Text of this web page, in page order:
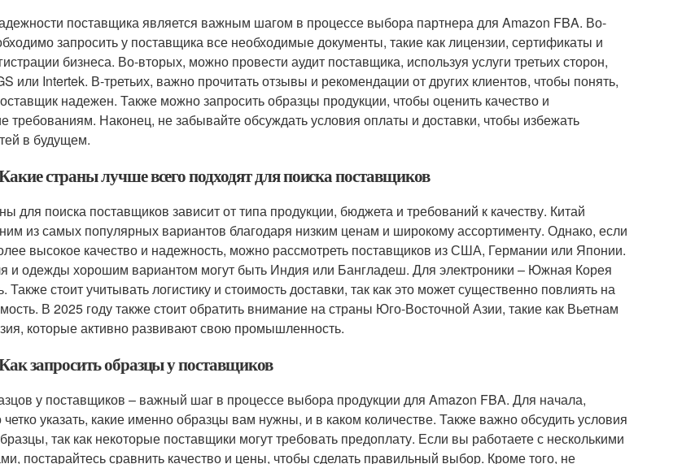
поставщика является важным шагом в процессе выбора партнера для Amazon FBA. Во-
запросить у поставщика все необходимые документы, такие как лицензии, сертификаты и
бизнеса. Во-вторых, можно провести аудит поставщика, используя услуги третьих сторон,
или Intertek. В-третьих, важно прочитать отзывы и рекомендации от других клиентов, чтобы понять,
надежен. Также можно запросить образцы продукции, чтобы оценить качество и
требованиям. Наконец, не забывайте обсуждать условия оплаты и доставки, чтобы избежать
в будущем.
страны лучше всего подходят для поиска поставщиков
для поиска поставщиков зависит от типа продукции, бюджета и требований к качеству. Китай
из самых популярных вариантов благодаря низким ценам и широкому ассортименту. Однако, если
высокое качество и надежность, можно рассмотреть поставщиков из США, Германии или Японии.
и одежды хорошим вариантом могут быть Индия или Бангладеш. Для электроники – Южная Корея
Также стоит учитывать логистику и стоимость доставки, так как это может существенно повлиять на
В 2025 году также стоит обратить внимание на страны Юго-Восточной Азии, такие как Вьетнам
которые активно развивают свою промышленность.
запросить образцы у поставщиков
у поставщиков – важный шаг в процессе выбора продукции для Amazon FBA. Для начала,
указать, какие именно образцы вам нужны, и в каком количестве. Также важно обсудить условия
так как некоторые поставщики могут требовать предоплату. Если вы работаете с несколькими
постарайтесь сравнить качество и цены, чтобы сделать правильный выбор. Кроме того, не